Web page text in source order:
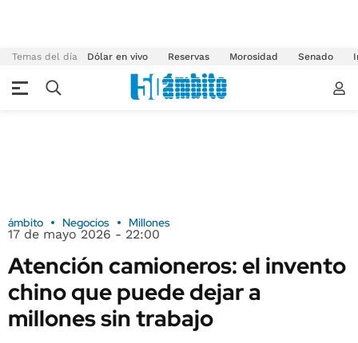
Temas del día Dólar en vivo Reservas Morosidad Senado
ámbito Negocios Millones
17 de mayo 2026 - 22:00
Atención camioneros: el invento
chino que puede dejar a
millones sin trabajo